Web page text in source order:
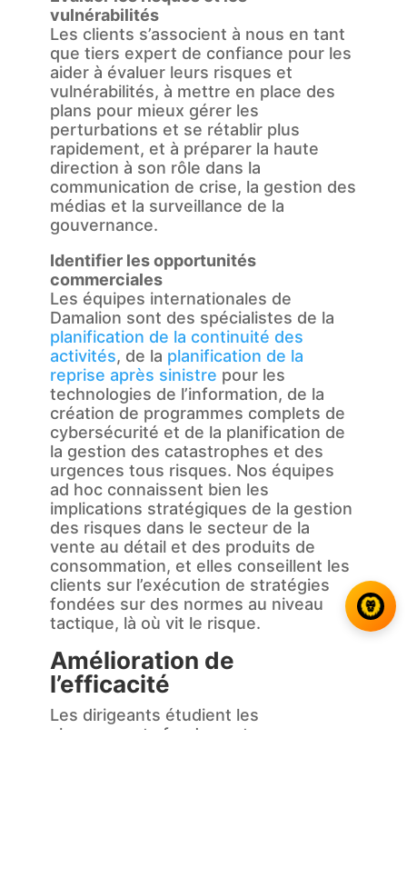
vulnérabilités
Les clients s’associent à nous en tant
que tiers expert de confiance pour les
aider à évaluer leurs risques et
vulnérabilités, à mettre en place des
plans pour mieux gérer les
perturbations et se rétablir plus
rapidement, et à préparer la haute
direction à son rôle dans la
communication de crise, la gestion des
médias et la surveillance de la
gouvernance.
Identifier les opportunités
commerciales
Les équipes internationales de
Damalion sont des spécialistes de la
planification de la continuité des
activités, de la planification de la
reprise après sinistre pour les
technologies de l’information, de la
création de programmes complets de
cybersécurité et de la planification de
la gestion des catastrophes et des
urgences tous risques. Nos équipes
ad hoc connaissent bien les
implications stratégiques de la gestion
des risques dans le secteur de la
vente au détail et des produits de
consommation, et elles conseillent les
clients sur l’exécution de stratégies
fondées sur des normes au niveau
tactique, là où vit le risque.
Amélioration de
l’efficacité
Les dirigeants étudient les
changements fondamentaux